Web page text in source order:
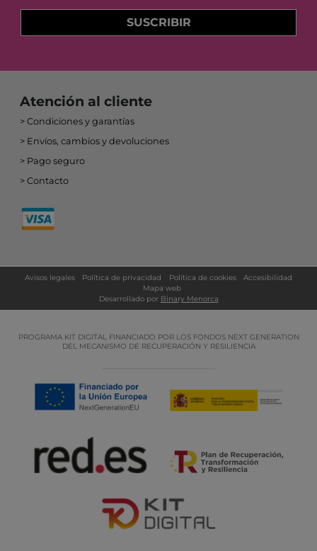
SUSCRIBIR
Atención al cliente
Condiciones y garantías
Envíos, cambios y devoluciones
Pago seguro
Contacto
Avisos legales Política de privacidad Política de cookies
Accesibilidad
Mapa web
Desarrollado por Binary Menorca
PROGRAMA KIT DIGITAL FINANCIADO POR LOS FONDOS NEXT GENERATION
DEL MECANISMO DE RECUPERACIÓN Y RESILIENCIA